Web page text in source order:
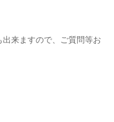
来ますので、ご質問等お